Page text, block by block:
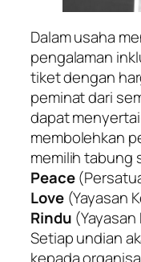
Dalam usaha
pengalaman
tiket dengan
peminat dari
dapat
membolehkan
memilih tabung
Peace
Love(Yayasan
Rindu
Setiap undian
kepada